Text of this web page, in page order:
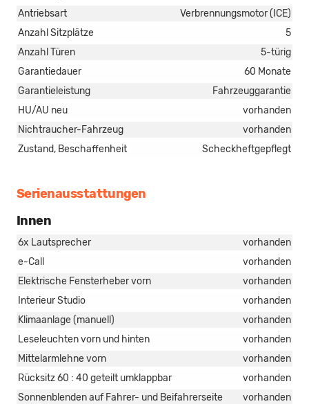
Antriebsart
Verbrennungsmotor (ICE)
Anzahl Sitzplätze
5
Anzahl Türen
5-türig
Garantiedauer
60 Monate
Garantieleistung
Fahrzeuggarantie
HU/AU neu
vorhanden
Nichtraucher-Fahrzeug
vorhanden
Zustand, Beschaffenheit
Scheckheftgepflegt
Serienausstattungen
Innen
6x Lautsprecher
vorhanden
e-Call
vorhanden
Elektrische Fensterheber vorn
vorhanden
Interieur Studio
vorhanden
Klimaanlage (manuell)
vorhanden
Leseleuchten vorn und hinten
vorhanden
Mittelarmlehne vorn
vorhanden
Rücksitz 60 : 40 geteilt umklappbar
vorhanden
Sonnenblenden auf Fahrer- und Beifahrerseite
vorhanden